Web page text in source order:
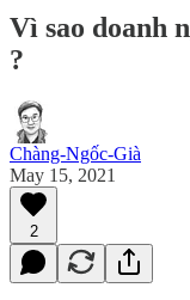
Vì sao doanh
?
Chàng-Ngốc-Già
May 15, 2021
2